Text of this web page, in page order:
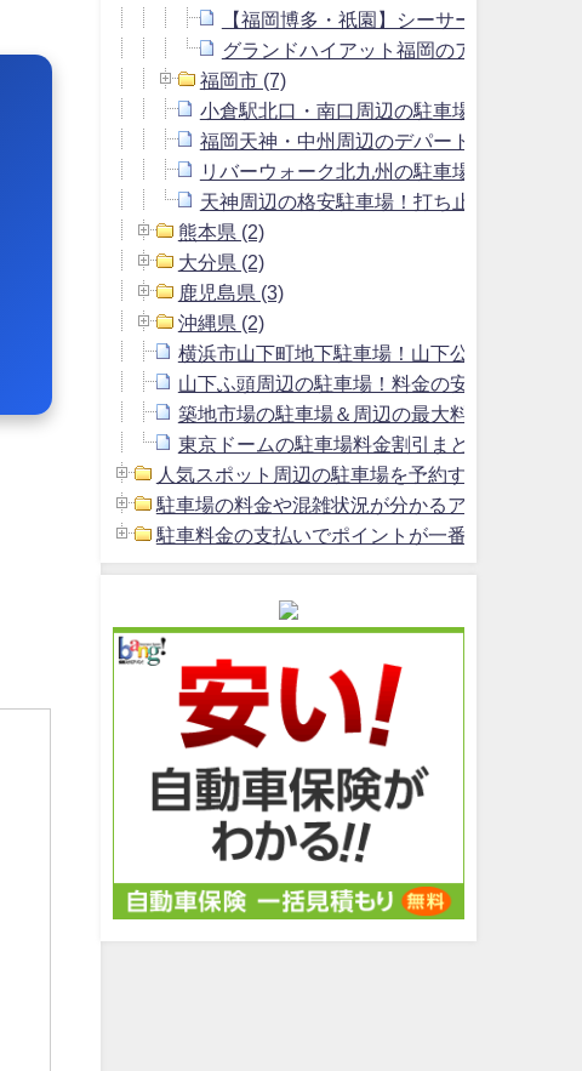
【福岡博多・祇園】シーサーパーキン
グランドハイアット福岡のアクセス＆駐
福岡市 (7)
小倉駅北口・南口周辺の駐車場！一泊料金
福岡天神・中州周辺のデパート・百貨店の
リバーウォーク北九州の駐車場＆周辺の料
天神周辺の格安駐車場！打ち止め料金900
熊本県 (2)
大分県 (2)
鹿児島県 (3)
沖縄県 (2)
横浜市山下町地下駐車場！山下公園駐車場よ
山下ふ頭周辺の駐車場！料金の安いおすすめ
築地市場の駐車場＆周辺の最大料金1800円以
東京ドームの駐車場料金割引まとめ＆周辺の
人気スポット周辺の駐車場を予約する方法 (2)
駐車場の料金や混雑状況が分かるアプリ (1)
駐車料金の支払いでポイントが一番貯まるクレ